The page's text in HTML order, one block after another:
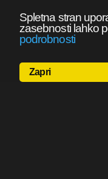
Spletna stran
zasebnosti lahko
podrobnosti
Zapri